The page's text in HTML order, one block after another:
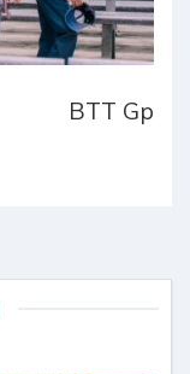
BTT Gp